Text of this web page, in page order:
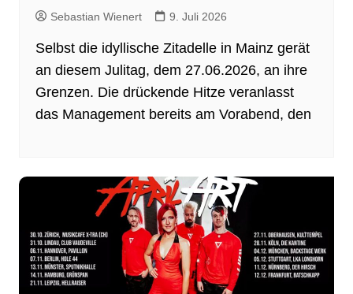
Sebastian Wienert 9. Juli 2026
Selbst die idyllische Zitadelle in Mainz gerät
an diesem Julitag, dem 27.06.2026, an ihre
Grenzen. Die drückende Hitze veranlasst
das Management bereits am Vorabend, den